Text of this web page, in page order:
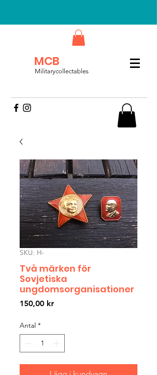
MCB
Militarycollectables
SKU: H-
Två märken för
Sovjetiska
ungdomsorganisationer
150,00 krPris
Antal *